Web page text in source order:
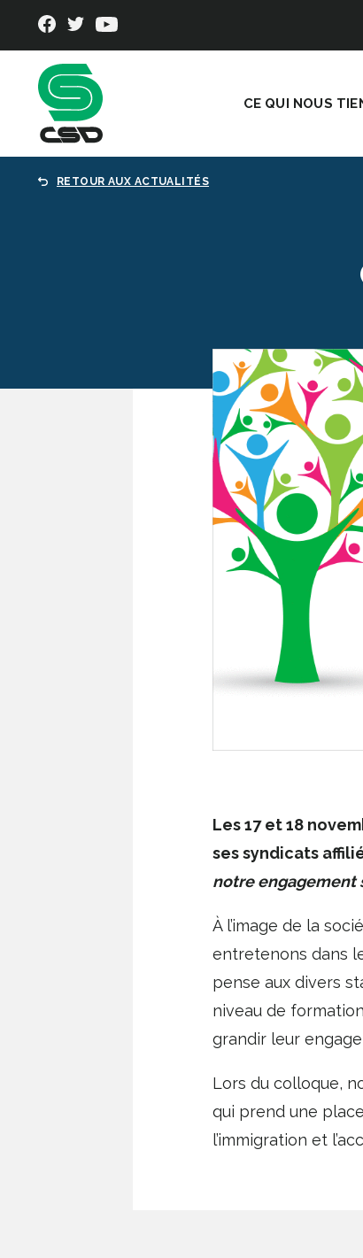
CE QUI NOUS
RETOUR AUX ACTUALITÉS
Les 17 et 18
ses syndicats
notre engagement
À l’image de la
entretenons dans
pense aux divers
niveau de
grandir leur
Lors du colloque,
qui prend une
l’immigration et